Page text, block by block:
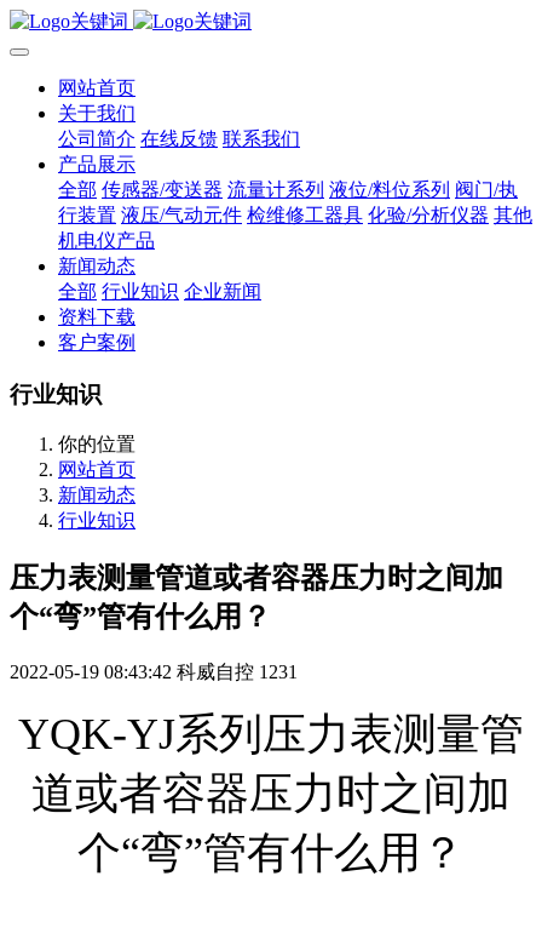
网站首页
关于我们
公司简介 在线反馈 联系我们
产品展示
全部 传感器/变送器 流量计系列 液位/料位系列 阀门/执
行装置 液压/气动元件 检维修工器具 化验/分析仪器 其他
机电仪产品
新闻动态
全部 行业知识 企业新闻
资料下载
客户案例
行业知识
你的位置
网站首页
新闻动态
行业知识
压力表测量管道或者容器压力时之间加
个“弯”管有什么用？
2022-05-19 08:43:42 科威自控 1231
YQK-YJ系列压力表测量管
道或者容器压力时之间加
个“弯”管有什么用？